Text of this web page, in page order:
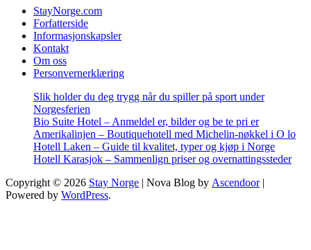
StayNorge.com
Forfatterside
Informasjonskapsler
Kontakt
Om oss
Personvernerklæring
Slik holder du deg trygg når du spiller på sport under
Norgesferien
Bio Suite Hotel – Anmeldel er, bilder og be te pri er
Amerikalinjen – Boutiquehotell med Michelin-nøkkel i O lo
Hotell Laken – Guide til kvalitet, typer og kjøp i Norge
Hotell Karasjok – Sammenlign priser og overnattingssteder
Copyright © 2026 Stay Norge | Nova Blog by Ascendoor|
Powered by WordPress.